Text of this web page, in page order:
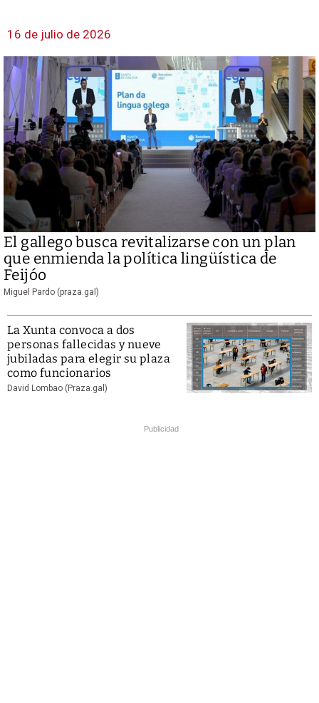
16 de julio de 2026
El gallego busca revitalizarse con un plan
que enmienda la política lingüística de
Feijóo
Miguel Pardo (praza.gal)
La Xunta convoca a dos
personas fallecidas y nueve
jubiladas para elegir su plaza
como funcionarios
David Lombao (Praza.gal)
Publicidad